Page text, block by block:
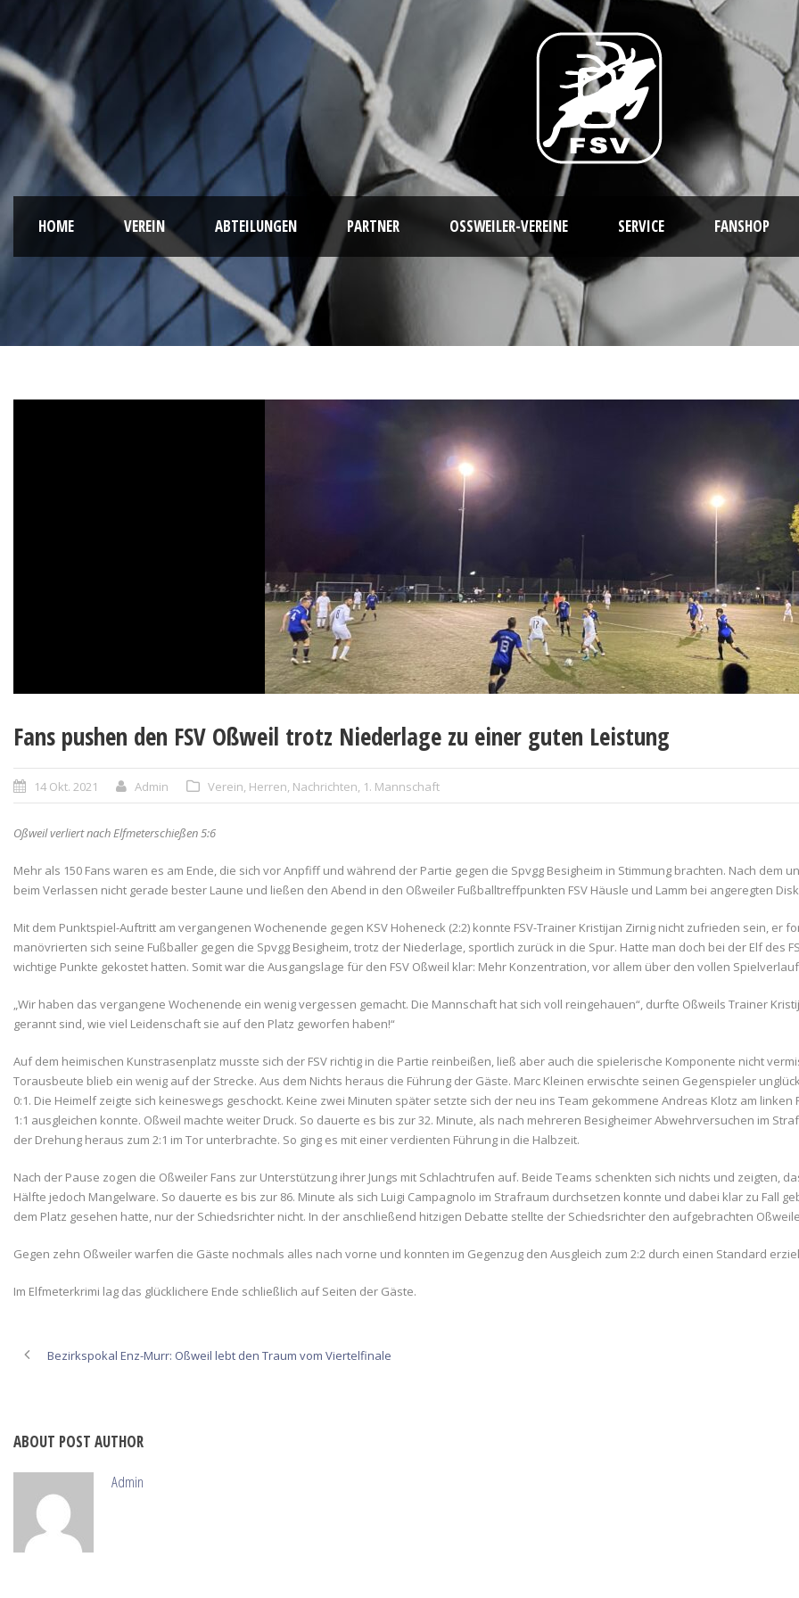
HOME VEREIN ABTEILUNGEN PARTNER OSSWEILER-VEREINE SERVICE FANSHOP
Fans pushen den FSV Oßweil trotz Niederlage zu einer guten Leistung
14 Okt. 2021 Admin Verein, Herren, Nachrichten, 1. Mannschaft
Oßweil verliert nach Elfmeterschießen 5:6
Mehr als 150 Fans waren es am Ende, die sich vor Anpfiff und während der Partie gegen die Spvgg Besigheim in Stimmung brachten. Nach dem
beim Verlassen nicht gerade bester Laune und ließen den Abend in den Oßweiler Fußballtreffpunkten FSV Häusle und Lamm bei angeregten
Mit dem Punktspiel-Auftritt am vergangenen Wochenende gegen KSV Hoheneck (2:2) konnte FSV-Trainer Kristijan Zirnig nicht zufrieden sein, er
manövrierten sich seine Fußballer gegen die Spvgg Besigheim, trotz der Niederlage, sportlich zurück in die Spur. Hatte man doch bei der Elf des
wichtige Punkte gekostet hatten. Somit war die Ausgangslage für den FSV Oßweil klar: Mehr Konzentration, vor allem über den vollen
„Wir haben das vergangene Wochenende ein wenig vergessen gemacht. Die Mannschaft hat sich voll reingehauen“, durfte Oßweils Trainer
gerannt sind, wie viel Leidenschaft sie auf den Platz geworfen haben!“
Auf dem heimischen Kunstrasenplatz musste sich der FSV richtig in die Partie reinbeißen, ließ aber auch die spielerische Komponente nicht
Torausbeute blieb ein wenig auf der Strecke. Aus dem Nichts heraus die Führung der Gäste. Marc Kleinen erwischte seinen Gegenspieler
0:1. Die Heimelf zeigte sich keineswegs geschockt. Keine zwei Minuten später setzte sich der neu ins Team gekommene Andreas Klotz am
1:1 ausgleichen konnte. Oßweil machte weiter Druck. So dauerte es bis zur 32. Minute, als nach mehreren Besigheimer Abwehrversuchen im
der Drehung heraus zum 2:1 im Tor unterbrachte. So ging es mit einer verdienten Führung in die Halbzeit.
Nach der Pause zogen die Oßweiler Fans zur Unterstützung ihrer Jungs mit Schlachtrufen auf. Beide Teams schenkten sich nichts und zeigten,
Hälfte jedoch Mangelware. So dauerte es bis zur 86. Minute als sich Luigi Campagnolo im Strafraum durchsetzen konnte und dabei klar zu Fall
dem Platz gesehen hatte, nur der Schiedsrichter nicht. In der anschließend hitzigen Debatte stellte der Schiedsrichter den aufgebrachten
Gegen zehn Oßweiler warfen die Gäste nochmals alles nach vorne und konnten im Gegenzug den Ausgleich zum 2:2 durch einen Standard
Im Elfmeterkrimi lag das glücklichere Ende schließlich auf Seiten der Gäste.
Bezirkspokal Enz-Murr: Oßweil lebt den Traum vom Viertelfinale
ABOUT POST AUTHOR
Admin